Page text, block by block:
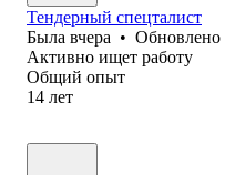
Тендерный спецталист
Была вчера • Обновлено
Активно ищет работу
Общий опыт
14 лет